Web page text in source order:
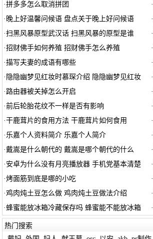
·拼多多怎么取消拼团 ·
· 晚上好温馨问候语 盘点关于晚上好问候语 ·
·扫黑风暴原型武汉话 扫黑风暴的原型是谁 ·
·招财佛手如何养殖 招财佛手怎么养殖 ·
·描写夫妻的成语有哪些 ·
· 隐隐幽梦见红妆时慕琛介绍 隐隐幽梦见红妆 ·
· 路由器被关掉怎么开启 ·
·前后轮胎花纹不一样是否有影响 ·
·干鹿茸片的食用方法 干鹿茸片如何食用 ·
· 乐嘉个人资料简介 乐嘉个人简介 ·
·戴嵩是什么朝代的 戴嵩是哪个朝代的什么 ·
· 安卓为什么没有月亮播放器 手机党基本清楚 ·
·烤面筋到底是哪的小吃 ·
·鸡肉炖土豆怎么做 鸡肉炖土豆做法介绍 ·
·蜂蜜能放冰箱冷藏保存吗 蜂蜜能不能放冰箱 ·
热门搜索